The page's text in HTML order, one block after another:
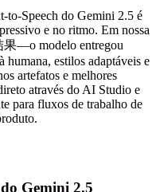
to-Speech do Gemini 2.5 é
e no ritmo. Em nossa
—o modelo entregou
humana, estilos adaptáveis e
artefatos e melhores
através do AI Studio e
para fluxos de trabalho de
Gemini 2.5